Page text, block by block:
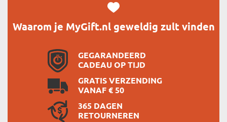
Waarom je MyGift.nl geweldig zult vinden
GEGARANDEERD
CADEAU OP TIJD
GRATIS VERZENDING
VANAF € 50
365 DAGEN
RETOURNEREN